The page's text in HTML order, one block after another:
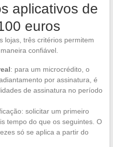
aplicativos de
euros
lojas, três critérios permitem
confiável.
: para um microcrédito, o
por assinatura, é
de assinatura no período
solicitar um primeiro
tempo do que os seguintes. O
só se aplica a partir do